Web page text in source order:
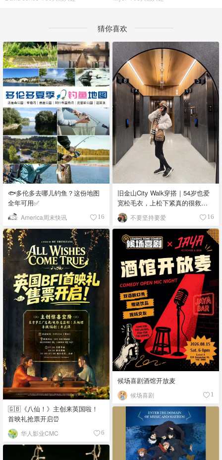
猜你喜欢
🐟多伦多去哪儿钓鱼？这份地图
全年可用✅
America周末快讯 16
旧金山City Walk穿搭｜54岁也爱
宽松毛衣，上松下紧真的很救比
例
不要坚持要爱 16
🇬🇧《八仙！》主创来英国啦！
首映礼抢票开启⏰
华人影业CMC 6
候场喜剧酒馆开放麦
候场喜剧 1